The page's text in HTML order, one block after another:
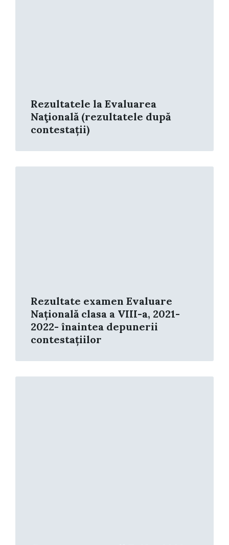
Rezultatele la Evaluarea
Naţională (rezultatele după
contestații)
Rezultate examen Evaluare
Națională clasa a VIII-a, 2021-
2022- înaintea depunerii
contestațiilor
Read
Read